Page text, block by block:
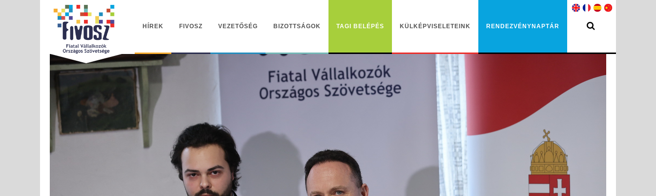
HÍREK FIVOSZ VEZETŐSÉG BIZOTTSÁGOK TAGI BELÉPÉS KÜLKÉPVISELETEINK RENDEZVÉNYNAPTÁR